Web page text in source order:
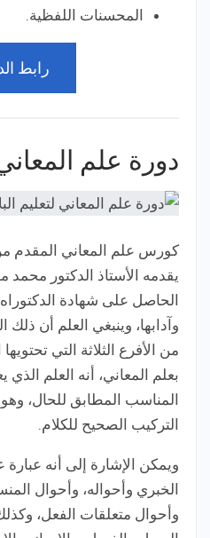
المحسنات اللفظية.
رابط
دورة علم
كورس علم المعاني المقدم
يقدمه الأستاذ الدكتور
الحاصل على شهادة الدكتوراه
وآدابها، وينبغي العلم أن
من الأفرع الثلاثة التي
بعلم المعاني، أنه العلم
المناسب المطابق للحال،
التركيب الصحيح للكلام.
الخبري وأحواله، وأحوال
وأحوال متعلقات الفعل،